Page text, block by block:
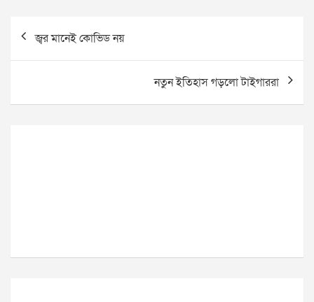
Post
navigation
জ্বর মানেই কোভিড নয়
নতুন ইতিহাস গড়লো টাইগাররা